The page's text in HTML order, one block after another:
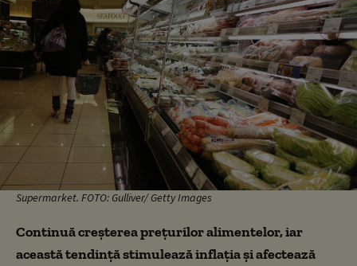
Supermarket. FOTO: Gulliver/ Getty Images
Continuă creșterea prețurilor alimentelor, iar
această tendință stimulează inflaţia şi afectează